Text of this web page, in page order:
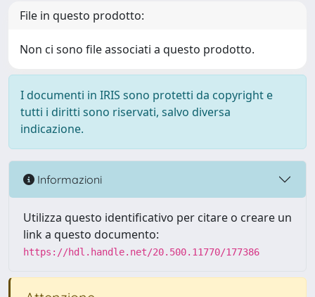
File in questo prodotto:
Non ci sono file associati a questo prodotto.
I documenti in IRIS sono protetti da copyright e
tutti i diritti sono riservati, salvo diversa
indicazione.
Informazioni
Utilizza questo identificativo per citare o creare un
link a questo documento:
https://hdl.handle.net/20.500.11770/177386